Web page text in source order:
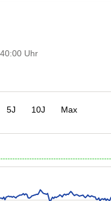
Uhr
5J 10J Max